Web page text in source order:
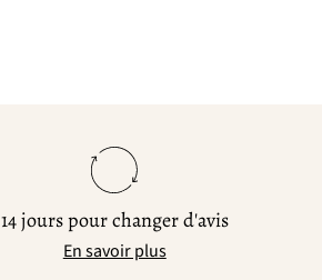
14 jours pour changer d'avis
En savoir plus